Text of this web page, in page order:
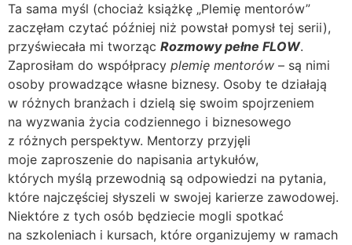
Ta sama myśl (chociaż książkę „Plemię mentorów”
zaczęłam czytać później niż powstał pomysł tej serii),
przyświecała mi tworząc Rozmowy pełne FLOW.
Zaprosiłam do współpracy plemię mentorów – są nimi
osoby prowadzące własne biznesy. Osoby te działają
w różnych branżach i dzielą się swoim spojrzeniem
na wyzwania życia codziennego i biznesowego
z różnych perspektyw. Mentorzy przyjęli
moje zaproszenie do napisania artykułów,
których myślą przewodnią są odpowiedzi na pytania,
które najczęściej słyszeli w swojej karierze zawodowej.
Niektóre z tych osób będziecie mogli spotkać
na szkoleniach i kursach, które organizujemy w ramach